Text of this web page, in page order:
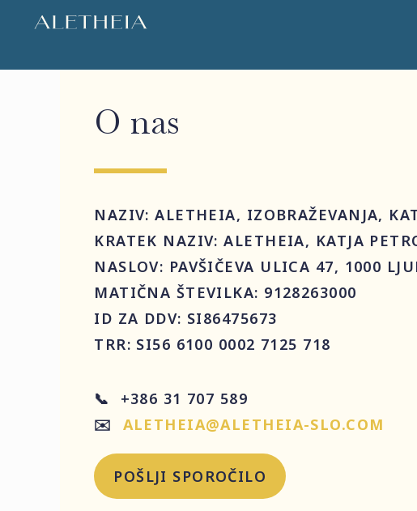
O nas
NAZIV: ALETHEIA, IZOBRAŽEVANJA,
KRATEK NAZIV: ALETHEIA, KATJA
NASLOV: PAVŠIČEVA ULICA 47, 1000
MATIČNA ŠTEVILKA: 9128263000
ID ZA DDV: SI86475673
TRR: SI56 6100 0002 7125 718
📞 +386 31 707 589
✉️ ALETHEIA@ALETHEIA-SLO.COM
POŠLJI SPOROČILO